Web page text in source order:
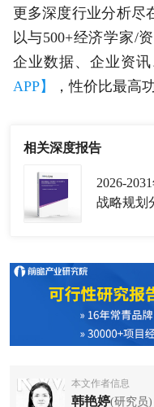
更多深度行业分析尽
以与500+经济学家/
企业数据、企业资
APP】
，性价比最高
相关深度报告
2026-
战略规划
本文作者信息
韩艳婷(研究员)